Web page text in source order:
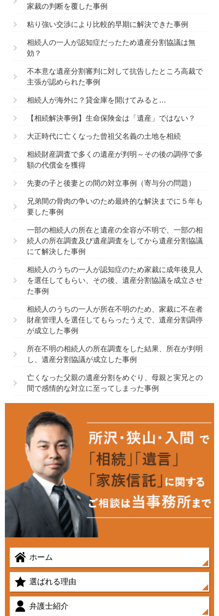
家裁の判断を覆した事例
粘り強い交渉により比較的早期に解決できた事例
相続人の一人が認知症だったため遺産分割協議は無
効？
不本意な遺産分割審判に対して抗告したところ高裁で
主張が認められた事例
相続人が海外に？貸金庫を開けてみると…
【相続解決事例】生命保険金は「遺産」ではない？
大正時代に亡くなった曾祖父名義の土地を相続
相続財産調査で多くの遺産が判明～その後の調停で多
額の代償金を獲得
先妻の子と後妻との間の対立事例（寄与分の問題）
兄弟間の骨肉の争いのため最終的な解決までに５年も
要した事例
一部の相続人の所在と遺産の全容が不明で、一部の相
続人の所在調査及び遺産調査をしてから遺産分割協議
にて解決した事例
相続人のうちの一人が認知症のため家裁に成年後見人
を選任してもらい、その後、遺産分割協議を成立させ
た事例
相続人のうちの一人が所在不明のため、家裁に不在者
財産管理人を選任してもらったうえで、遺産分割調停
が成立した事例
所在不明の相続人の所在調査をした結果、所在が判明
し、遺産分割協議が成立した事例
亡くなった父親の遺産分割をめぐり、母親と実兄との
間で感情的な対立に至ってしまった事例
ホーム
選ばれる理由
弁護士紹介